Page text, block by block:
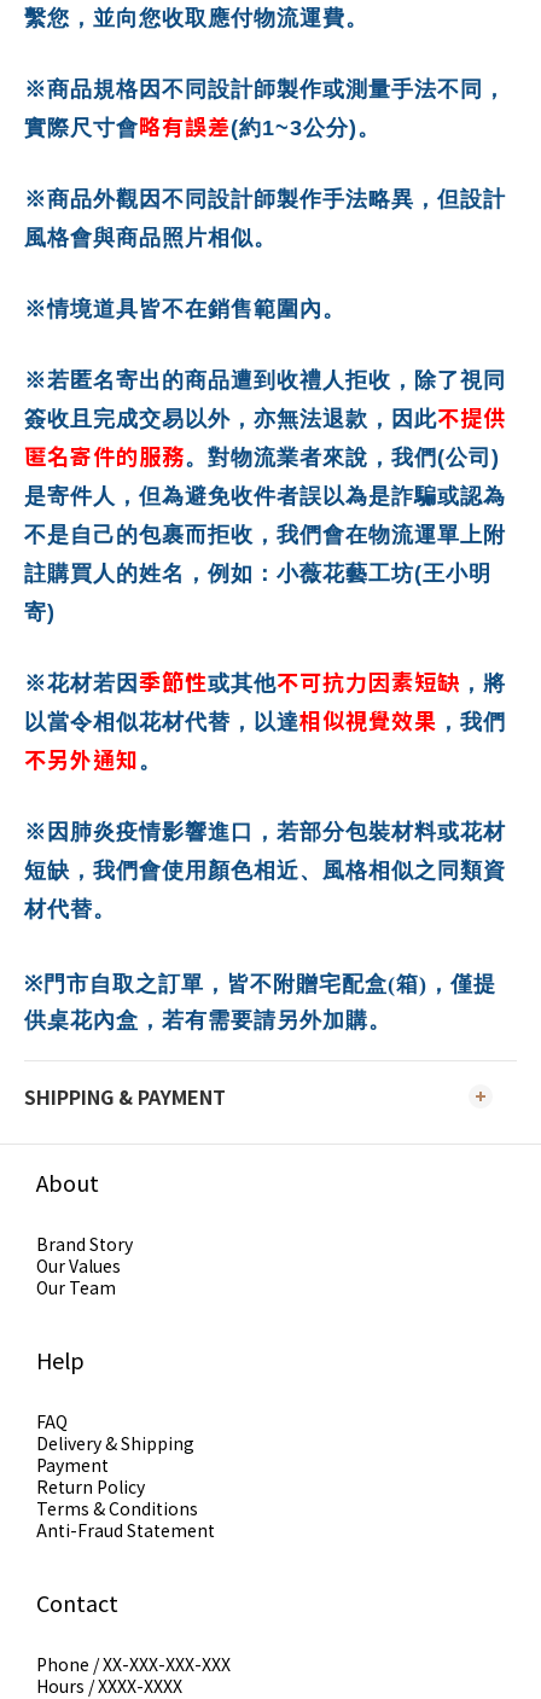
繫您，並向您收取應付物流運費。
※商品規格因不同設計師製作或測量手法不同，
實際尺寸會略有誤差(約1~3公分)。
※商品外觀因不同設計師製作手法略異，但設計
風格會與商品照片相似。
※情境道具皆不在銷售範圍內。
※若匿名寄出的商品遭到收禮人拒收，除了視同
簽收且完成交易以外，亦無法退款，因此不提供
匿名寄件的服務。對物流業者來說，我們(公司)
是寄件人，但為避免收件者誤以為是詐騙或認為
不是自己的包裹而拒收，我們會在物流運單上附
註購買人的姓名，例如：小薇花藝工坊(王小明
寄)
※花材若因 季節性或其他不可抗力因素短缺 ，將
以當令相似花材代替，以達相似視覺效果 ，我們
不另外通知 。
※因肺炎疫情影響進口，若部分包裝材料或花材
短缺，我們會使用顏色相近、風格相似之同類資
材代替。
※ 門市自取之訂單，皆不附贈宅配盒(箱)，僅提
供桌花內盒 ，若有需要請另外加購。
SHIPPING & PAYMENT
About
Brand Story
Our Values
Our Team
Help
FAQ
Delivery & Shipping
Payment
Return Policy
Terms & Conditions
Anti-Fraud Statement
Contact
Phone / XX-XXX-XXX-XXX
Hours / XXXX-XXXX